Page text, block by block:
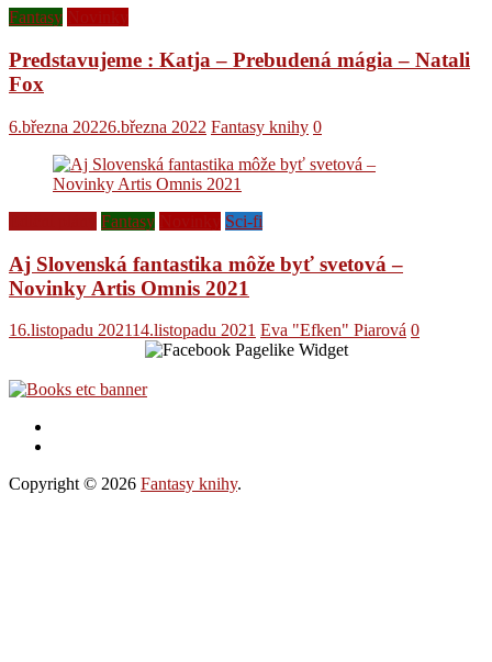
Fantasy
Predstavujeme : Katja – Prebudená mágia – Natali
Fox
6.března 20226.března 2022 Fantasy knihy 0
Fantasy Sci-fi
Aj Slovenská fantastika môže byť svetová –
Novinky Artis Omnis 2021
16.listopadu 202114.listopadu 2021 Eva "Efken" Piarová 0
Copyright © 2026 Fantasy knihy.